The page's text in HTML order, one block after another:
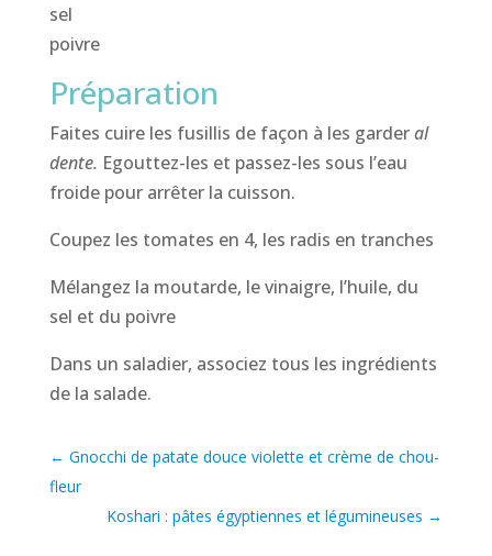
sel
poivre
Préparation
Faites cuire les fusillis de façon à les garderal
dente. Egouttez-les et passez-les sous l’eau
froide pour arrêter la cuisson.
Coupez les tomates en 4, les radis en tranches
Mélangez la moutarde, le vinaigre, l’huile, du
sel et du poivre
Dans un saladier, associez tous les ingrédients
de la salade.
← Gnocchi de patate douce violette et crème de chou-
fleur
Koshari : pâtes égyptiennes et légumineuses →